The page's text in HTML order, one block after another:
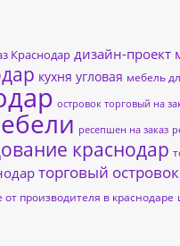
Краснодар дизайн-проект
кухня угловая мебель
островок торговый на
ресепшен на заказ
краснодар
торговый
от производителя в краснодаре